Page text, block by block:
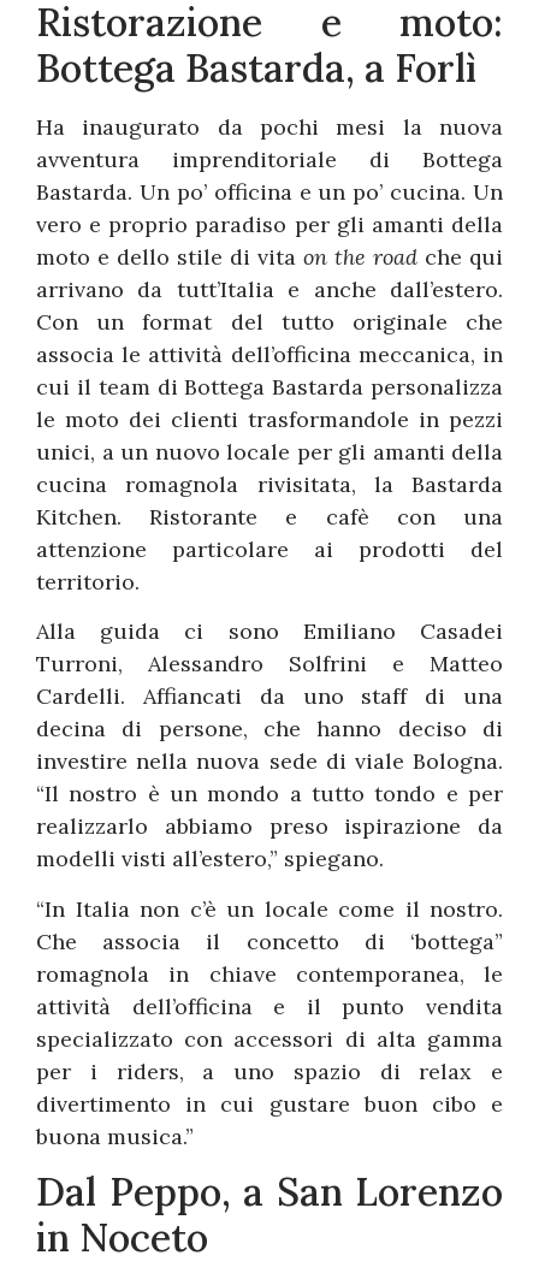
Ristorazione e moto:
Bottega Bastarda, a Forlì
Ha inaugurato da pochi mesi la nuova
avventura imprenditoriale di Bottega
Bastarda. Un po’ officina e un po’ cucina. Un
vero e proprio paradiso per gli amanti della
moto e dello stile di vita on the road che qui
arrivano da tutt’Italia e anche dall’estero.
Con un format del tutto originale che
associa le attività dell’officina meccanica, in
cui il team di Bottega Bastarda personalizza
le moto dei clienti trasformandole in pezzi
unici, a un nuovo locale per gli amanti della
cucina romagnola rivisitata, la Bastarda
Kitchen. Ristorante e cafè con una
attenzione particolare ai prodotti del
territorio.
Alla guida ci sono Emiliano Casadei
Turroni, Alessandro Solfrini e Matteo
Cardelli. Affiancati da uno staff di una
decina di persone, che hanno deciso di
investire nella nuova sede di viale Bologna.
“Il nostro è un mondo a tutto tondo e per
realizzarlo abbiamo preso ispirazione da
modelli visti all’estero,” spiegano.
“In Italia non c’è un locale come il nostro.
Che associa il concetto di ‘bottega”
romagnola in chiave contemporanea, le
attività dell’officina e il punto vendita
specializzato con accessori di alta gamma
per i riders, a uno spazio di relax e
divertimento in cui gustare buon cibo e
buona musica.”
Dal Peppo, a San Lorenzo
in Noceto